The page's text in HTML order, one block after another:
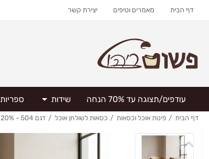
דף הבית מאמרים וטיפים יצירת קשר
עודפים/תצוגה עד 70% הנחה שידות ספריות
דף הבית פינות אוכל וכסאות כסאות לשולחן אוכל דגם 504 - 20% הנחה בקניית 6